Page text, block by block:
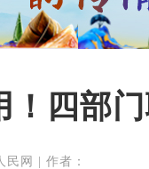
！四部
网 | 作者：